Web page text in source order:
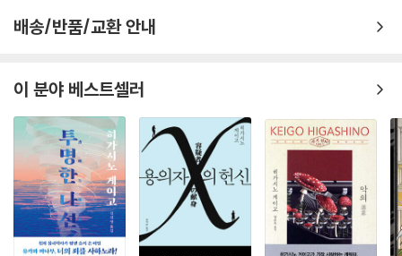
의 신기가 가장 잘 발휘될 수 있는 도구를 써야 한다고 했지.
처음 한두 명일 땐 단순히 꺼림칙하고 피하고 싶은 정도였지만, 이렇게 떼
로 몰려오니 상식을 초월하는 큰일이 닥친 것 같아 겁이 났다. 바닥에 달라
붙은 듯 움직이지 않는 발을 깨우려 허벅지를 손바닥으로 내리쳐 겨우 달
아나기 시작했다.
조선 시대 코스프레에 진심인 시니어 군단에게 쫓기는 것도 물론 굉장히
비상식적인 일이긴 했지만, 그보다 훨씬 괴상한 상황이 벌어지고 있다는
사실을 유진이 깨달은 건 그들의 위쪽을 올려다보았을 때였다.
두루미가 날고 있었다. 지하철 역내에 두루미가 웬 말이야, 이게 말이 돼?
배송/반품/교환 안내
이 분야 베스트셀러